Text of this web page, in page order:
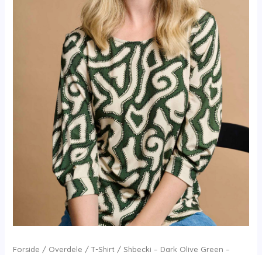
Forside / Overdele /T-Shirt/ Shbecki – Dark Olive Green –